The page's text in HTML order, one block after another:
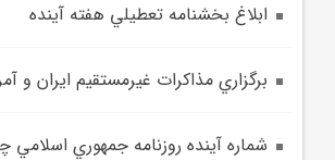
ابلاغ بخشنامه تعطيلي هفته آينده
برگزاري مذاکرات غيرمستقيم ايران و